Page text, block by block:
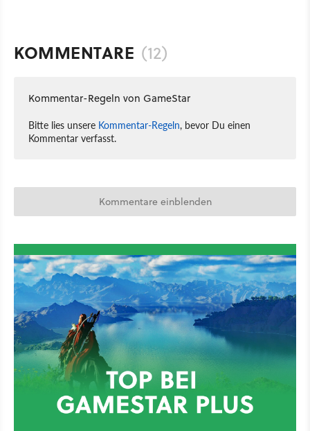
KOMMENTARE (12)
Kommentar-Regeln von GameStar
Bitte lies unsere Kommentar-Regeln, bevor Du einen
Kommentar verfasst.
Kommentare einblenden